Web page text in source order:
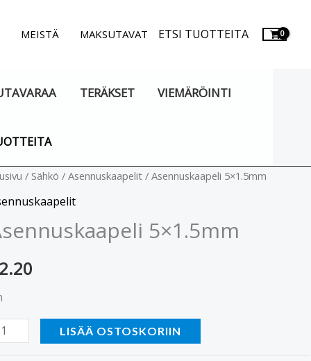
MEISTÄ MAKSUTAVAT ETSI TUOTTEITA
TERÄKSET VIEMÄRÖINTI
/ Sähkö / Asennuskaapelit/ Asennuskaapeli 5×1.5mm
5×1.5mm
LISÄÄ OSTOSKORIIN